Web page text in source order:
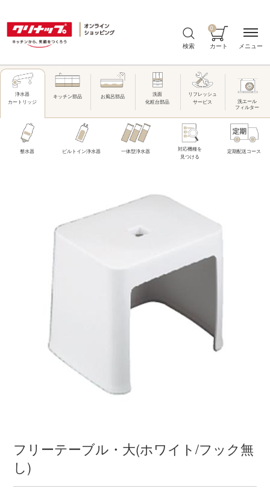
検索 カート
0
浄水器
カートリッジ
キッチン部品 お風呂部品
洗面
化粧台部品
リフレッシュ
サービス
洗エール
フィルター
整水器 ビルトイン浄水器 一体型浄水器
対応機種を
見つける
定期配送コース
フリーテーブル・大(ホワイト/フック無
し)
メニュー